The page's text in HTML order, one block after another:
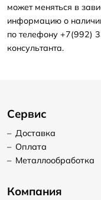
может меняться в
информацию о
по телефону +7(992)
консультанта.
Сервис
– Доставка
– Оплата
– Металлообработка
Компания